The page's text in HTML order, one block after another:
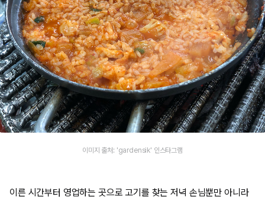
이미지 출처: 'gardensik' 인스타그램
이른 시간부터 영업하는 곳으로 고기를 찾는 저녁 손님뿐만 아니라